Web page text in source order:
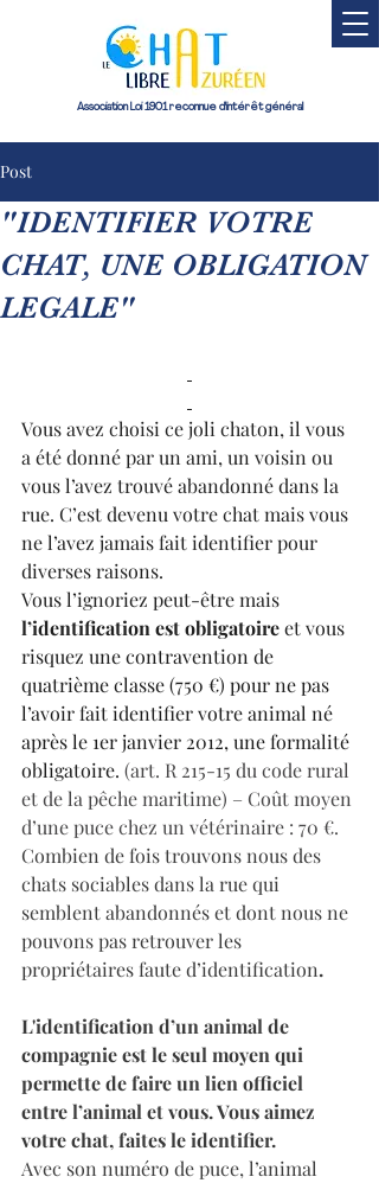
Association Loi 1901 reconnue d'intérêt général
Post
"IDENTIFIER VOTRE
CHAT, UNE OBLIGATION
LEGALE"
Vous avez choisi ce joli chaton, il vous
a été donné par un ami, un voisin ou
vous l’avez trouvé abandonné dans la
rue. C’est devenu votre chat mais vous
ne l’avez jamais fait identifier pour
diverses raisons.
Vous l’ignoriez peut-être mais
l’identification est obligatoire et vous
risquez une contravention de
quatrième classe (750 €) pour ne pas
l’avoir fait identifier votre animal né
après le 1er janvier 2012, une formalité
obligatoire. (art. R 215-15 du code rural
et de la pêche maritime) – Coût moyen
d’une puce chez un vétérinaire : 70 €.
Combien de fois trouvons nous des
chats sociables dans la rue qui
semblent abandonnés et dont nous ne
pouvons pas retrouver les
propriétaires faute d’identification.
L'identification d’un animal de
compagnie est le seul moyen qui
permette de faire un lien officiel
entre l’animal et vous. Vous aimez
votre chat, faites le identifier.
Avec son numéro de puce, l’animal